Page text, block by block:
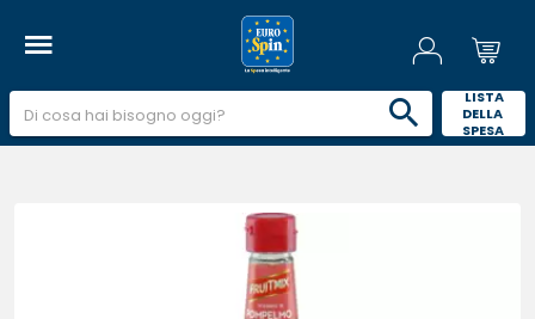
LISTA
DELLA
SPESA